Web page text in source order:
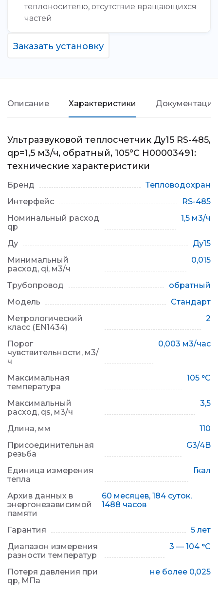
теплоносителю, отсутствие вращающихся
частей
Заказать установку
Описание Характеристики
Ультразвуковой теплосчетчик Ду15 RS-485,
qp=1,5 м3/ч, обратный, 105°C Н00003491:
технические характеристики
Бренд
Тепловодохран
Интерфейс
RS-485
Номинальный расход
qp
1,5 м3/ч
Ду
Ду15
Минимальный
расход, qi, м3/ч
0,015
Трубопровод
обратный
Модель
Стандарт
Метрологический
класс (EN1434)
2
Порог
чувствительности, м3/
ч
0,003 м3/час
Максимальная
температура
105 °C
Максимальный
расход, qs, м3/ч
3,5
Длина, мм
110
Присоединительная
резьба
G3/4B
Единица измерения
тепла
Гкал
Архив данных в
энергонезависимой
памяти
60 месяцев, 184 суток,
1488 часов
Гарантия
5 лет
Диапазон измерения
разности температур
3 — 104 °C
Потеря давления при
qp, МПа
не более 0,025